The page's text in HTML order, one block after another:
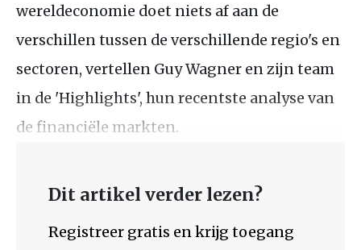
wereldeconomie doet niets af aan de
verschillen tussen de verschillende regio's en
sectoren, vertellen Guy Wagner en zijn team
in de 'Highlights', hun recentste analyse van
de financiële markten.
Dit artikel verder lezen?
Registreer gratis en krijg toegang